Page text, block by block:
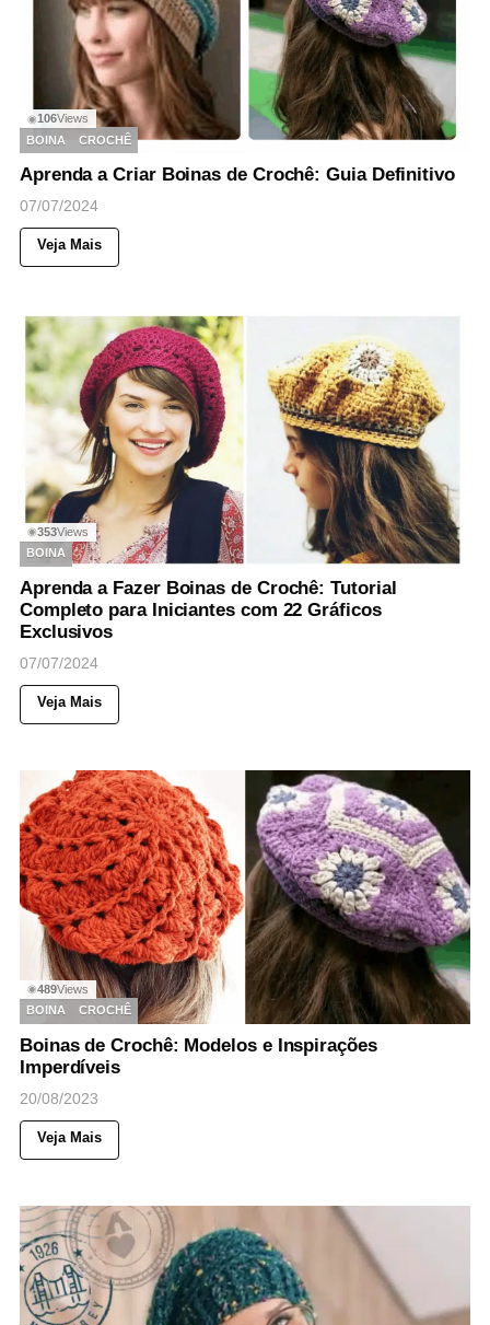
◉106Views
BOINA
CROCHÊ
Aprenda a Criar Boinas de Crochê: Guia Definitivo
07/07/2024
Veja Mais
◉353Views
BOINA
Aprenda a Fazer Boinas de Crochê: Tutorial
Completo para Iniciantes com 22 Gráficos
Exclusivos
07/07/2024
Veja Mais
◉489Views
BOINA
CROCHÊ
Boinas de Crochê: Modelos e Inspirações
Imperdíveis
20/08/2023
Veja Mais